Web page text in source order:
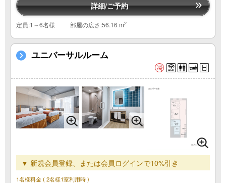
詳細/ご予約
定員:1～6名様 部屋の広さ:56.16 m2
ユニバーサルルーム
▼ 新規会員登録、または会員ログインで10%引き
1名様料金( 2名様1室利用時 )